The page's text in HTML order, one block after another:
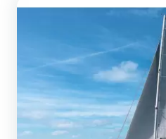
offertes worden rechtstreeks door